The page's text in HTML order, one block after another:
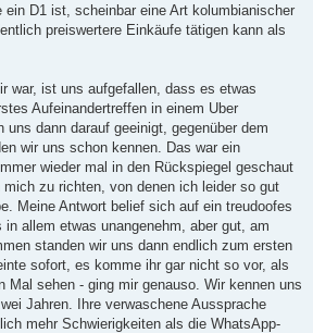
D1 ist, scheinbar eine Art kolumbianischer
preiswertere Einkäufe tätigen kann als
war, ist uns aufgefallen, dass es etwas
Aufeinandertreffen in einem Uber
uns dann darauf geeinigt, gegenüber dem
wir uns schon kennen. Das war ein
wieder mal in den Rückspiegel geschaut
mich zu richten, von denen ich leider so gut
Meine Antwort belief sich auf ein treudoofes
allem etwas unangenehm, aber gut, am
standen wir uns dann endlich zum ersten
sofort, es komme ihr gar nicht so vor, als
Mal sehen - ging mir genauso. Wir kennen uns
Jahren. Ihre verwaschene Aussprache
mehr Schwierigkeiten als die WhatsApp-